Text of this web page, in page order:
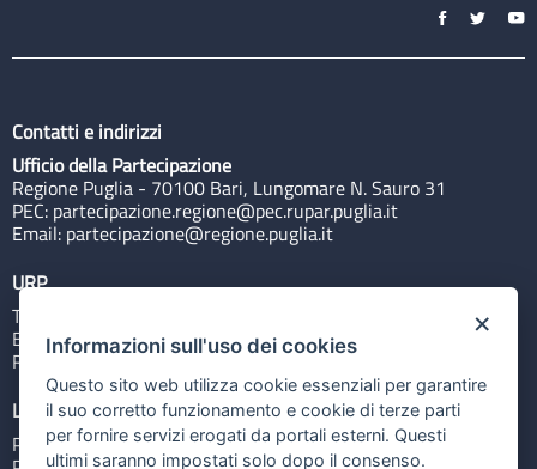
Contatti e indirizzi
Ufficio della Partecipazione
Regione Puglia - 70100 Bari, Lungomare N. Sauro 31
PEC: partecipazione.regione@pec.rupar.puglia.it
Email: partecipazione@regione.puglia.it
URP
Tel: 800713939
Email:quiregione@regione.puglia.it
Rubrica
Link utili
Portale Istituzionale
×
Informazioni sull'uso dei cookies
Questo sito web utilizza cookie essenziali per garantire
il suo corretto funzionamento e cookie di terze parti
per fornire servizi erogati da portali esterni. Questi
ultimi saranno impostati solo dopo il consenso.